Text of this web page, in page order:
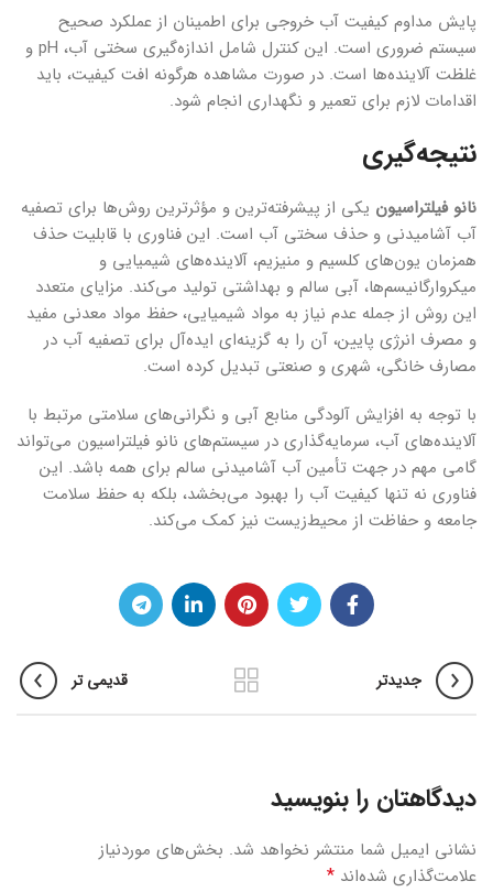
پایش مداوم کیفیت آب خروجی برای اطمینان از عملکرد صحیح
سیستم ضروری است. این کنترل شامل اندازه‌گیری سختی آب، pH و
غلظت آلاینده‌ها است. در صورت مشاهده هرگونه افت کیفیت، باید
اقدامات لازم برای تعمیر و نگهداری انجام شود.
نتیجه‌گیری
نانو فیلتراسیون یکی از پیشرفته‌ترین و مؤثرترین روش‌ها برای تصفیه
آب آشامیدنی و حذف سختی آب است. این فناوری با قابلیت حذف
همزمان یون‌های کلسیم و منیزیم، آلاینده‌های شیمیایی و
میکروارگانیسم‌ها، آبی سالم و بهداشتی تولید می‌کند. مزایای متعدد
این روش از جمله عدم نیاز به مواد شیمیایی، حفظ مواد معدنی مفید
و مصرف انرژی پایین، آن را به گزینه‌ای ایده‌آل برای تصفیه آب در
مصارف خانگی، شهری و صنعتی تبدیل کرده است.
با توجه به افزایش آلودگی منابع آبی و نگرانی‌های سلامتی مرتبط با
آلاینده‌های آب، سرمایه‌گذاری در سیستم‌های نانو فیلتراسیون می‌تواند
گامی مهم در جهت تأمین آب آشامیدنی سالم برای همه باشد. این
فناوری نه تنها کیفیت آب را بهبود می‌بخشد، بلکه به حفظ سلامت
جامعه و حفاظت از محیط‌زیست نیز کمک می‌کند.
جدیدتر قدیمی تر
دیدگاهتان را بنویسید
نشانی ایمیل شما منتشر نخواهد شد. بخش‌های موردنیاز
علامت‌گذاری شده‌اند *